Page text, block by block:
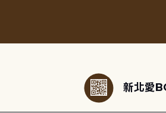
新北愛